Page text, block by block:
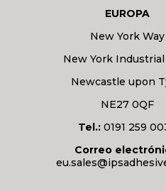
EUROPA
New York Way
New York
Newcastle upon
NE27 0QF
Tel.: 0191 259
Correo